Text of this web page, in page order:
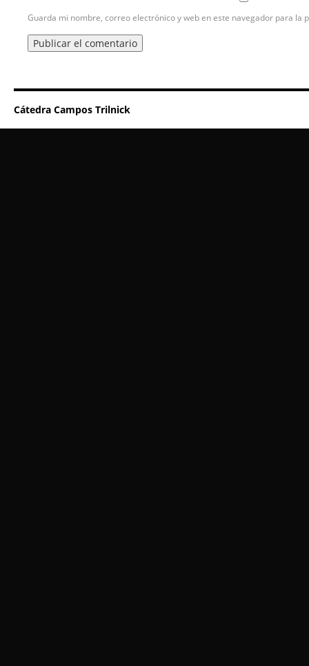
Guarda mi nombre, correo electrónico y web en este navegador para la
Cátedra Campos Trilnick